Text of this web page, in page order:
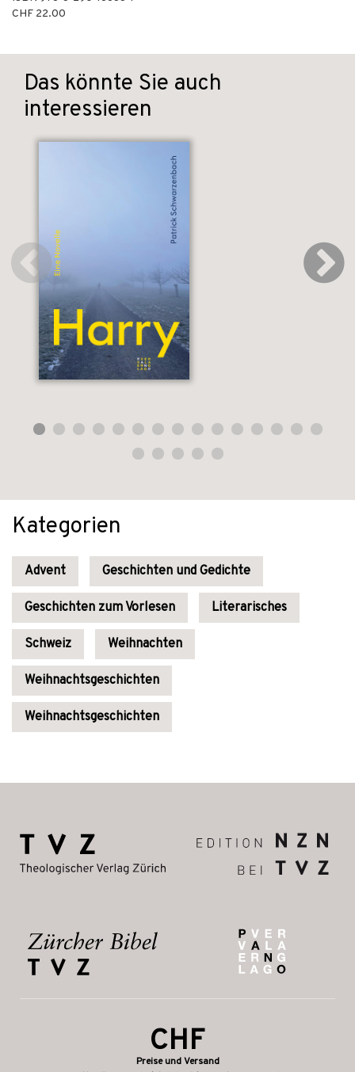
CHF 22.00
Das könnte Sie auch
interessieren
Kategorien
Advent Geschichten und Gedichte
Geschichten zum Vorlesen Literarisches
Schweiz Weihnachten
Weihnachtsgeschichten
Weihnachtsgeschichten
CHF
Preise und Versand